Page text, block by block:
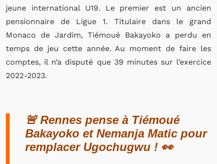
jeune international U19. Le premier est un ancien
pensionnaire de Ligue 1. Titulaire dans le grand
Monaco de Jardim, Tiémoué Bakayoko a perdu en
temps de jeu cette année. Au moment de faire les
comptes, il n’a disputé que 39 minutes sur l’exercice
2022-2023.
🚨 Rennes pense à Tiémoué
Bakayoko et Nemanja Matic pour
remplacer Ugochugwu ! 👀